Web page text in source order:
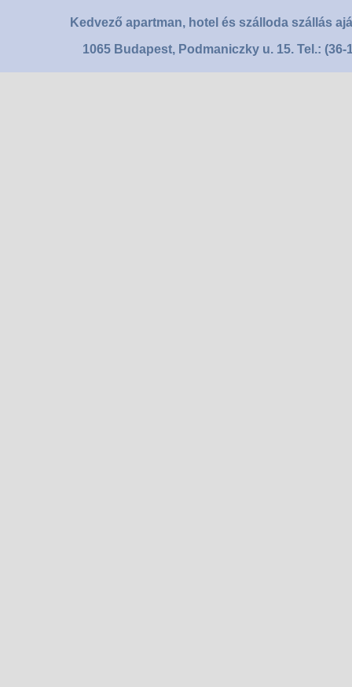
Kedvező apartman, hotel és szálloda szállás
1065 Budapest, Podmaniczky u. 15. Tel.: